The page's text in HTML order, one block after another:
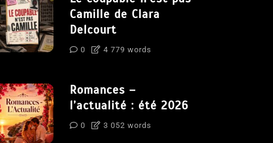
Camille de Clara
Delcourt
0 4 779 words
Romances –
l’actualité : été 2026
0 3 052 words